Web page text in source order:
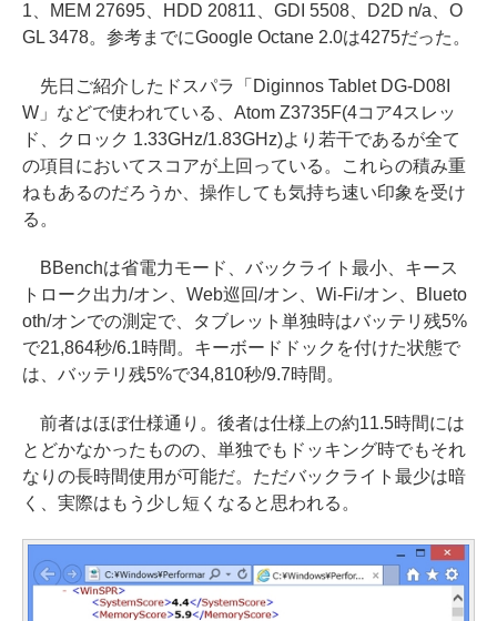
1、MEM 27695、HDD 20811、GDI 5508、D2D n/a、O
GL 3478。参考までにGoogle Octane 2.0は4275だった。
先日ご紹介したドスパラ「Diginnos Tablet DG-D08I
W」などで使われている、Atom Z3735F(4コア4スレッ
ド、クロック 1.33GHz/1.83GHz)より若干であるが全て
の項目においてスコアが上回っている。これらの積み重
ねもあるのだろうか、操作しても気持ち速い印象を受け
る。
BBenchは省電力モード、バックライト最小、キース
トローク出力/オン、Web巡回/オン、Wi-Fi/オン、Blueto
oth/オンでの測定で、タブレット単独時はバッテリ残5%
で21,864秒/6.1時間。キーボードドックを付けた状態で
は、バッテリ残5%で34,810秒/9.7時間。
前者はほぼ仕様通り。後者は仕様上の約11.5時間には
とどかなかったものの、単独でもドッキング時でもそれ
なりの長時間使用が可能だ。ただバックライト最少は暗
く、実際はもう少し短くなると思われる。